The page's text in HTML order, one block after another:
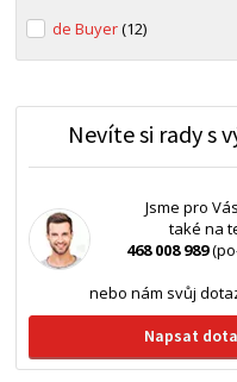
de Buyer(12)
Nevíte si rady s
Jsme pro
také na
468 008 989
nebo nám svůj
Napsat